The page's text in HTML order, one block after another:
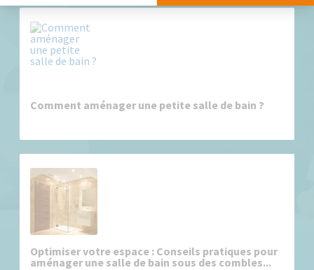
Comment aménager une petite salle de bain ?
Optimiser votre espace : Conseils pratiques pour
aménager une salle de bain sous des combles...